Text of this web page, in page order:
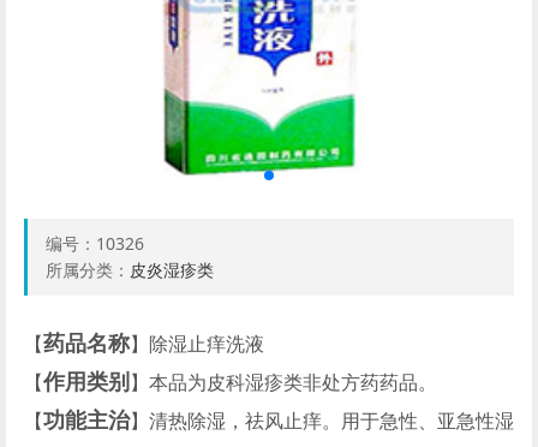
编号： 10326
所属分类： 皮炎湿疹类
【药品名称】除湿止痒洗液
【作用类别 】本品为皮科湿疹类非处方药药品。
【功能主治】清热除湿，祛风止痒。用于急性、亚急性湿